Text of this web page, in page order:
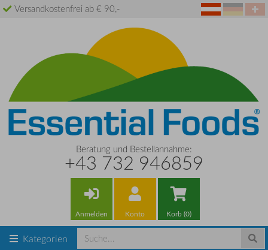
Versandkostenfrei ab € 90,-
Beratung und Bestellannahme:
+43 732 946859
Anmelden Konto Korb (0)
Kategorien